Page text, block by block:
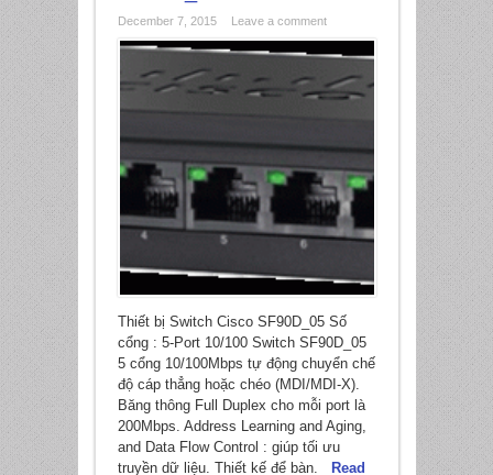
December 7, 2015 Leave a comment
Thiết bị Switch Cisco SF90D_05 Số
cổng : 5-Port 10/100 Switch SF90D_05
5 cổng 10/100Mbps tự động chuyển chế
độ cáp thẳng hoặc chéo (MDI/MDI-X).
Băng thông Full Duplex cho mỗi port là
200Mbps. Address Learning and Aging,
and Data Flow Control : giúp tối ưu
truyền dữ liệu. Thiết kế để bàn.
Read